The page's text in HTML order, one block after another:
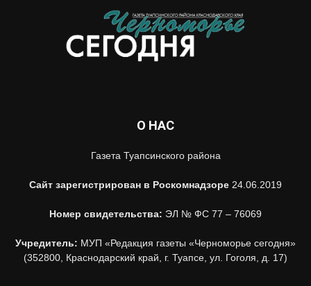
О НАС
Газета Туапсинского района
Сайт зарегистрирован в Роскомнадзоре 24.06.2019
Номер свидетельства: ЭЛ № ФС 77 – 76069
Учредитель: МУП «Редакция газеты «Черноморье сегодня»
(352800, Краснодарский край, г. Туапсе, ул. Гоголя, д. 17)